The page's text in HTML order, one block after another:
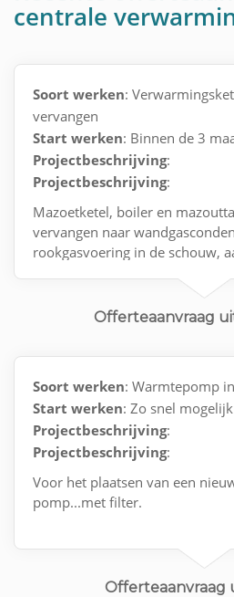
centrale
Soort werken:
vervangen
Start werken: Binnen de 3
Projectbeschrijving:
Projectbeschrijving:
Mazoetketel, boiler en
vervangen naar
rookgasvoering in de schouw,
Offerteaanvraag
Soort werken: Warmtepomp
Start werken: Zo snel mogelijk
Projectbeschrijving:
Projectbeschrijving:
Voor het plaatsen van een
pomp...met filter.
Offerteaanvraag